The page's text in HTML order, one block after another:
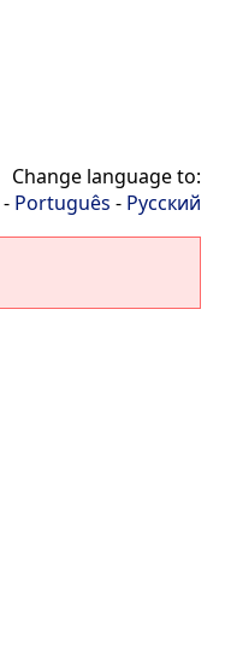
Change language to:
- Português - Русский